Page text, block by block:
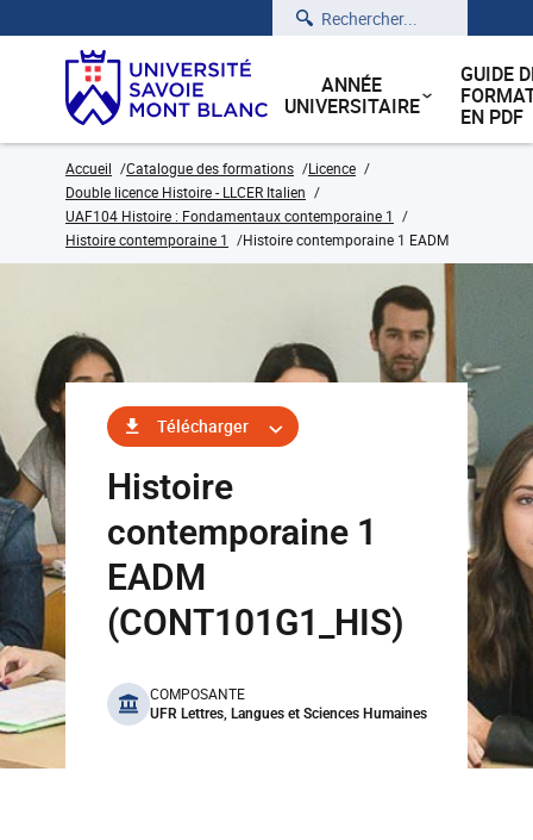
Rechercher
ANNÉE
UNIVERSITAIRE
GUIDE
EN PDF
Accueil Catalogue des formations
Licence
Double licence Histoire - LLCER Italien
UAF104 Histoire : Fondamentaux contemporaine 1
Histoire contemporaine 1
Histoire contemporaine 1 EADM
Télécharger
Histoire
contemporaine 1
EADM
(CONT101G1_HIS)
benefits
COMPOSANTE
UFR Lettres, Langues et Sciences Humaines